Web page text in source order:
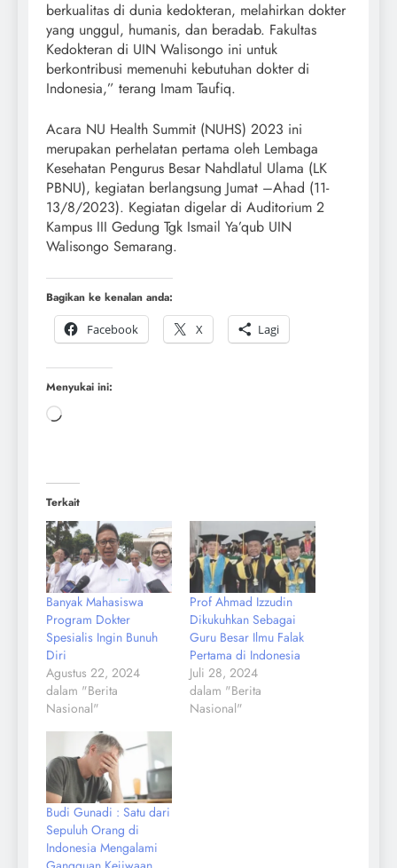
berkualitas di dunia kedokteran, melahirkan dokter
yang unggul, humanis, dan beradab. Fakultas
Kedokteran di UIN Walisongo ini untuk
berkontribusi memenuhi kebutuhan dokter di
Indonesia,” terang Imam Taufiq.
Acara NU Health Summit (NUHS) 2023 ini
merupakan perhelatan pertama oleh Lembaga
Kesehatan Pengurus Besar Nahdlatul Ulama (LK
PBNU), kegiatan berlangsung Jumat –Ahad (11-
13/8/2023). Kegiatan digelar di Auditorium 2
Kampus III Gedung Tgk Ismail Ya’qub UIN
Walisongo Semarang.
Bagikan ke kenalan anda:
Facebook
X Lagi
Menyukai ini:
Terkait
Banyak Mahasiswa
Program Dokter
Spesialis Ingin Bunuh
Diri
Agustus 22, 2024
dalam "Berita
Nasional"
Prof Ahmad Izzudin
Dikukuhkan Sebagai
Guru Besar Ilmu Falak
Pertama di Indonesia
Juli 28, 2024
dalam "Berita
Nasional"
Budi Gunadi : Satu dari
Sepuluh Orang di
Indonesia Mengalami